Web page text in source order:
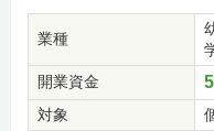
業種
開業資金
対象